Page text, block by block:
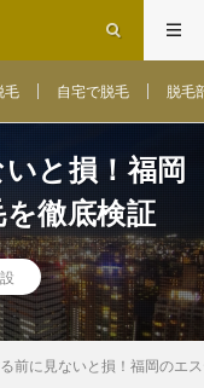
毛 自宅で脱毛 脱毛
と損！福岡
徹底検証
前に見ないと損！福岡のエ